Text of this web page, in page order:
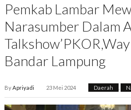
Pemkab Lambar
Narasumber Dalam
Bandar Lampung
ByApriyadi 23 Mei 2024 Daerah